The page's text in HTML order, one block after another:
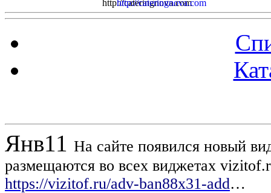
Янв11 На сайте появился новый
размещаются во всех виджетах
https://vizitof.ru/adv-ban88x31-add…